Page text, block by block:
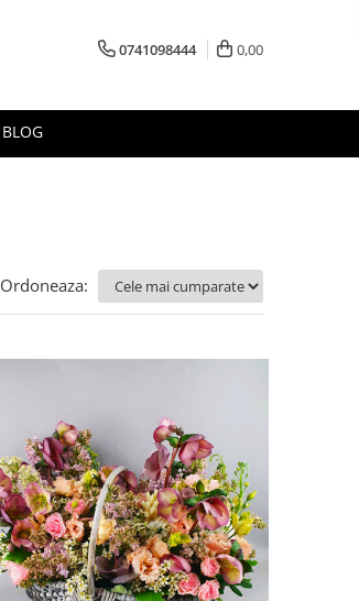
0741098444 0,00
BLOG
Ordoneaza: